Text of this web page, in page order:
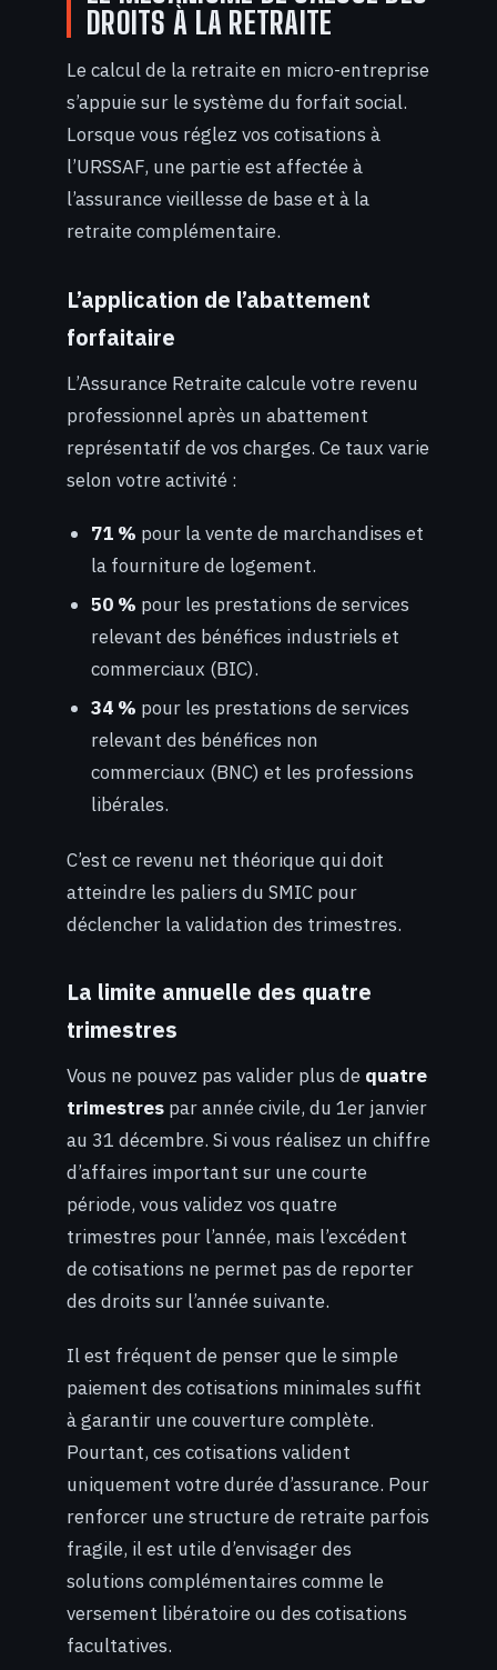
DROITS À LA RETRAITE
Le calcul de la retraite en micro-entreprise
s’appuie sur le système du forfait social.
Lorsque vous réglez vos cotisations à
l’URSSAF, une partie est affectée à
l’assurance vieillesse de base et à la
retraite complémentaire.
L’application de l’abattement
forfaitaire
L’Assurance Retraite calcule votre revenu
professionnel après un abattement
représentatif de vos charges. Ce taux varie
selon votre activité :
71 % pour la vente de marchandises et
la fourniture de logement.
50 % pour les prestations de services
relevant des bénéfices industriels et
commerciaux (BIC).
34 % pour les prestations de services
relevant des bénéfices non
commerciaux (BNC) et les professions
libérales.
C’est ce revenu net théorique qui doit
atteindre les paliers du SMIC pour
déclencher la validation des trimestres.
La limite annuelle des quatre
trimestres
Vous ne pouvez pas valider plus de quatre
trimestres par année civile, du 1er janvier
au 31 décembre. Si vous réalisez un chiffre
d’affaires important sur une courte
période, vous validez vos quatre
trimestres pour l’année, mais l’excédent
de cotisations ne permet pas de reporter
des droits sur l’année suivante.
Il est fréquent de penser que le simple
paiement des cotisations minimales suffit
à garantir une couverture complète.
Pourtant, ces cotisations valident
uniquement votre durée d’assurance. Pour
renforcer une structure de retraite parfois
fragile, il est utile d’envisager des
solutions complémentaires comme le
versement libératoire ou des cotisations
facultatives.